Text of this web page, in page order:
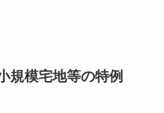
規模宅地等の特例